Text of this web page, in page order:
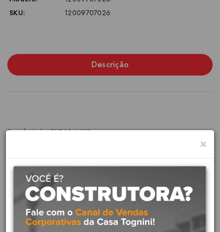
SKU:
12009707026
Descrição
Docol - Linha CUBAS LUXO
entregamos em todos os produtos. Esse modelo é perfeito para
ambientes que valorizam os traços fluidos, além de um ambiente
completo, com a presença da Docol em cada pedacinho do seu
banheiro.
Diferenciais do produto:
×